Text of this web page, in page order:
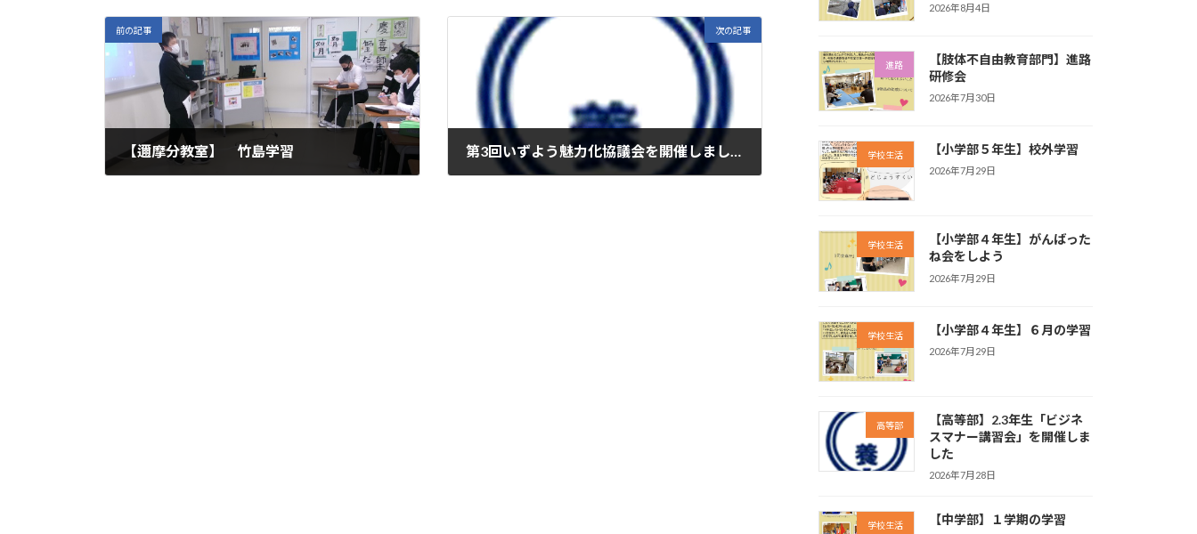
前の記事
【邇摩分教室】 竹島学習
次の記事
第3回いずよう魅力化協議会を開催しました
2026年8月4日
進路
【肢体不自由教育部門】進路
研修会
2026年7月30日
学校生活 【小学部５年生】校外学習
2026年7月29日
学校生活
【小学部４年生】がんばった
ね会をしよう
2026年7月29日
学校生活 【小学部４年生】６月の学習
2026年7月29日
高等部
【高等部】2.3年生「ビジネ
スマナー講習会」を開催しま
した
2026年7月28日
学校生活 【中学部】１学期の学習